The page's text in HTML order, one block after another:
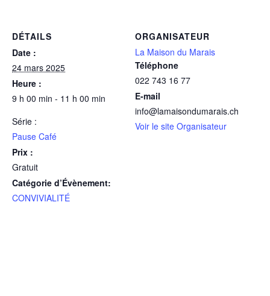
DÉTAILS
Date :
24 mars 2025
Heure :
9 h 00 min - 11 h 00 min
Série :
Pause Café
Prix :
Gratuit
Catégorie d’Évènement:
CONVIVIALITÉ
ORGANISATEUR
La Maison du Marais
Téléphone
022 743 16 77
E-mail
info@lamaisondumarais.ch
Voir le site Organisateur